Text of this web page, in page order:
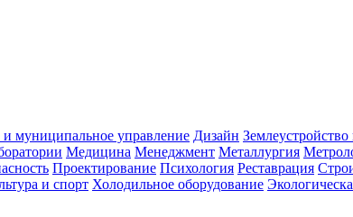
и муниципальное управление Дизайн Землеустройство
Медицина Менеджмент Металлургия
Проектирование Психология Реставрация
и спорт Холодильное оборудование